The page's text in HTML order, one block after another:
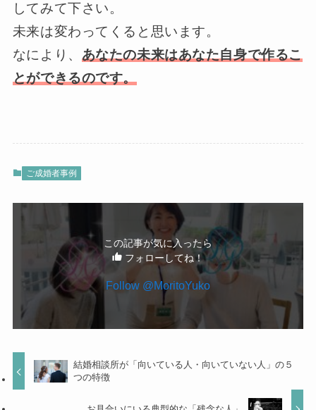
してみて下さい。
未来は変わってくると思います。
なにより、 あなたの未来はあなた自身で作るこ
とができるのです。
ご成婚者事例
この記事が気に入ったら
フォローしてね！
Follow @MoritoYuko
結婚相談所が「向いている人・向いていない人」の５
つの特徴